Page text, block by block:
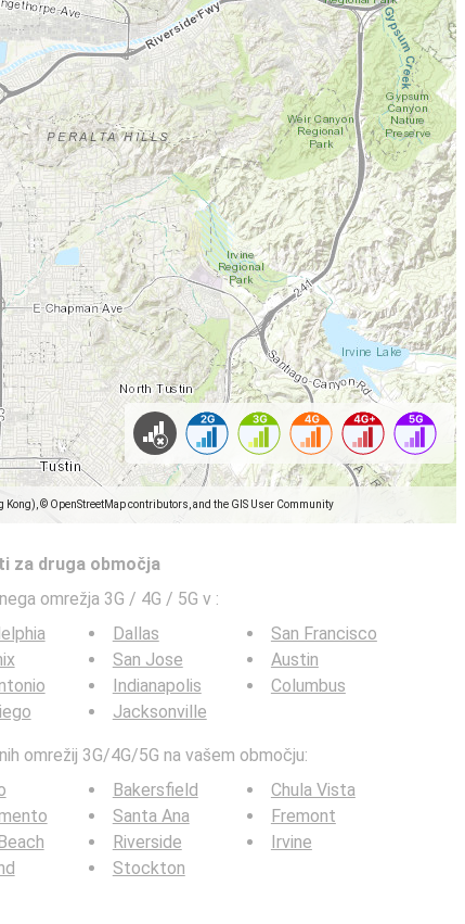
Kong), © OpenStreetMap contributors, and the GIS User Community
za druga območja
omrežja 3G / 4G / 5G v :
Dallas
San Jose
Indianapolis
Jacksonville
San Francisco
Austin
Columbus
omrežij 3G/4G/5G na vašem območju:
Bakersfield
Santa Ana
Riverside
Stockton
Chula Vista
Fremont
Irvine